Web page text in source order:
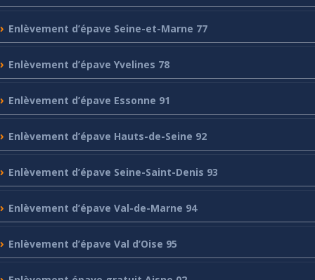
Enlèvement d’épave Seine-et-Marne 77
Enlèvement d’épave Yvelines 78
Enlèvement d’épave Essonne 91
Enlèvement d’épave Hauts-de-Seine 92
Enlèvement d’épave Seine-Saint-Denis 93
Enlèvement d’épave Val-de-Marne 94
Enlèvement d’épave Val d’Oise 95